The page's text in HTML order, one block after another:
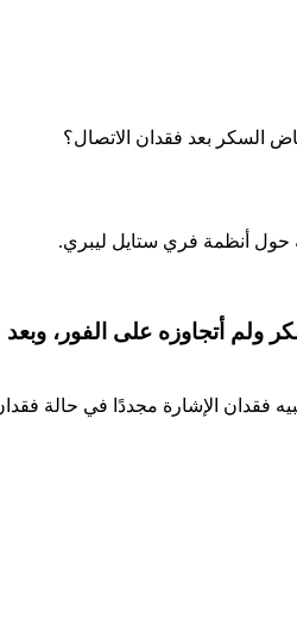
السكر بعد فقدان الاتصال؟
حول أنظمة فري ستايل ليبري.
فقدان الإشارة مجددًا في حالة